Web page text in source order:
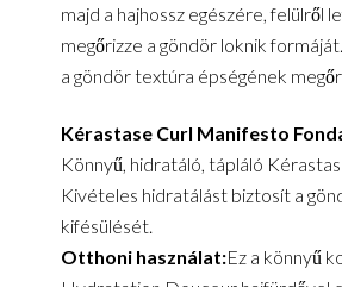
majd a hajhossz egészére, felülről
megőrizze a göndör loknik
a göndör textúra épségének
Kérastase Curl Manifesto
Könnyű, hidratáló, tápláló
Kivételes hidratálást biztosít a
kifésülését.
Otthoni használat:Ez a könnyű